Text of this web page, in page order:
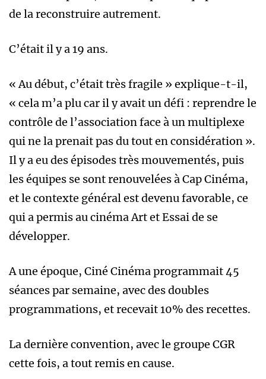
de la reconstruire autrement.
C’était il y a 19 ans.
« Au début, c’était très fragile » explique-t-il,
« cela m’a plu car il y avait un défi : reprendre le
contrôle de l’association face à un multiplexe
qui ne la prenait pas du tout en considération ».
Il y a eu des épisodes très mouvementés, puis
les équipes se sont renouvelées à Cap Cinéma,
et le contexte général est devenu favorable, ce
qui a permis au cinéma Art et Essai de se
développer.
A une époque, Ciné Cinéma programmait 45
séances par semaine, avec des doubles
programmations, et recevait 10% des recettes.
La dernière convention, avec le groupe CGR
cette fois, a tout remis en cause.